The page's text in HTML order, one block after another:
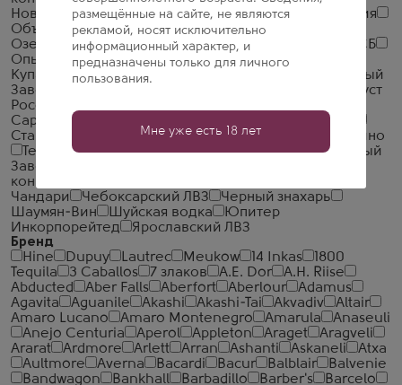
Новокубанское
Объединенная Водочная Компания
Объединенные Пензенские Водочные Заводы
Озерский спиртоводочный завод (ОСВЗ)
ООО ССБ
Опытный завод НИВА
Первомайский
Первый
Купажный Завод
Пермалко
Прошянский Коньячный
Завод
Русский Алкоголь (Руст
Россия)
Саранский ЛВЗ
Смирнов
Стандартъ
Стрижамент Татспиртпром
Ташкентвино
Тейси
Тираспольский ВКЗ
Тульский Винокуренный
Завод 1911
коньячные подвалы
Чандари
Чебоксарский ЛВЗ
Черный знахарь
Шаумян-Вин
Шуйская водка
Юпитер
Инкорпорейтед
Ярославский ЛВЗ
Бренд
Hine
Dupuy Lautrec Meukow 14 Inkas
1800
Tequila
3 Caballos 7 злаков A.E. Dor
A.H. Riise
Abducted
Aber Falls Aberfort Aberlour
Adamus
Agavita
Aguanile Akashi Akashi-Tai Akvadiv
Altair
Amaro Lucano
Amaro Montenegro Amarula
Anaseuli
Anejo Centuria
Aperol Appleton Araget
Aragveli
Ararat
Ardmore Arlett Arran Ashanti Askaneli
Atxa
Aultmore
Averna Bacardi Bacur Balblair
Balvenie
Bandwagon
Bankhall Barbadillo Barber's
Barcelo
размещённые на сайте, не являются
рекламой, носят исключительно
информационный характер, и
предназначены только для личного
пользования.
Мне уже есть 18 лет